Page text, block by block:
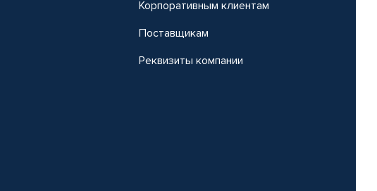
Корпоративным клиентам
Поставщикам
Реквизиты компании